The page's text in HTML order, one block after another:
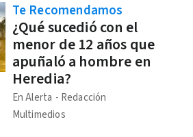
Te Recomendamos
¿Qué sucedió con el
menor de 12 años que
apuñaló a hombre en
Heredia?
En Alerta
Redacción
Multimedios